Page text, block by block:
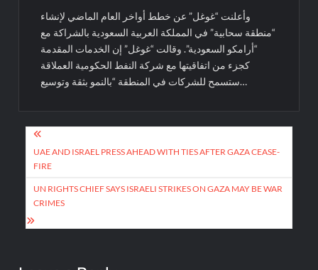
وأعلنت “غوغل” عن خطط أواخر العام الماضي لإنشاء
“منطقة سحابية” في المملكة العربية السعودية بالشراكة مع
“أرامكو السعودية”. وقالت “غوغل” إن الخدمات المقدمة
كجزء من اتفاقيتها مع شركة النفط الحكومية العملاقة
ستسمح للشركات في المنطقة “بالنمو بثقة وتوسيع…
Post
navigation
UAE AND ISRAEL PRESS AHEAD WITH TIES AFTER GAZA CEASE-
FIRE
UN RIGHTS CHIEF SAYS ISRAELI STRIKES ON GAZA MAY BE WAR
CRIMES